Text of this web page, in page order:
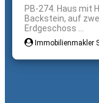
PB-274. Haus mit
Backstein, auf
Erdgeschoss ...
Immobilienmakler